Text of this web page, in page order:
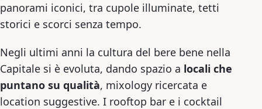
panorami iconici, tra cupole illuminate, tetti
storici e scorci senza tempo.
Negli ultimi anni la cultura del bere bene nella
Capitale si è evoluta, dando spazio a locali che
puntano su qualità, mixology ricercata e
location suggestive. I rooftop bar e i cocktail